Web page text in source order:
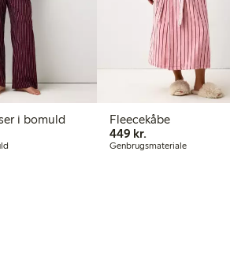
i bomuld
Fleecekåbe
449 kr.
Genbrugsmateriale